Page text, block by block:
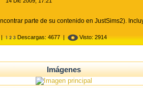
parte de su contenido en JustSims2).
| Descargas: 4677 | Visto: 2914
Imágenes